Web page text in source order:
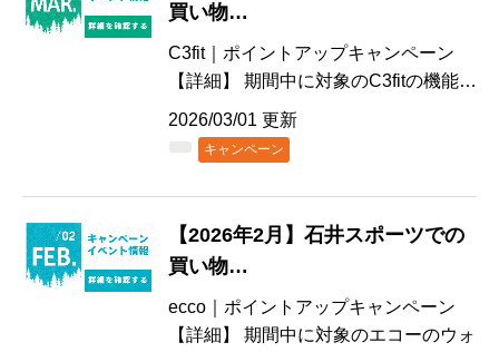
買い物…
C3fit｜ポイントアップキャンペーン
【詳細】 期間中に対象のC3fitの機能…
2026/03/01 更新
キャンペーン
【2026年2月】石井スポーツでの
買い物…
ecco｜ポイントアップキャンペーン
【詳細】 期間中に対象のエコーのウォ